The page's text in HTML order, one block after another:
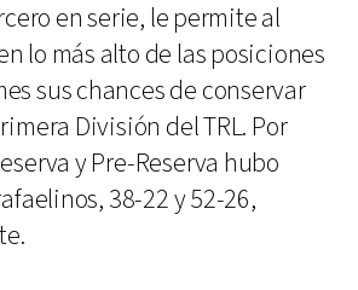
en serie, le permite al
lo más alto de las posiciones
sus chances de conservar
División del TRL. Por
y Pre-Reserva hubo
38-22 y 52-26,